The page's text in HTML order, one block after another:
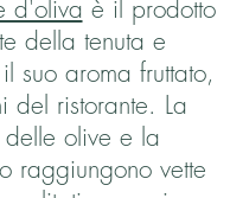
d'oliva è il prodotto
della tenuta e
suo aroma fruttato,
del ristorante. La
olive e la
raggiungono vette